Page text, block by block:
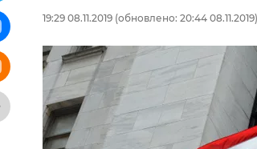
19:29 08.11.2019 (обновлено: 20:44 08.11.2019)